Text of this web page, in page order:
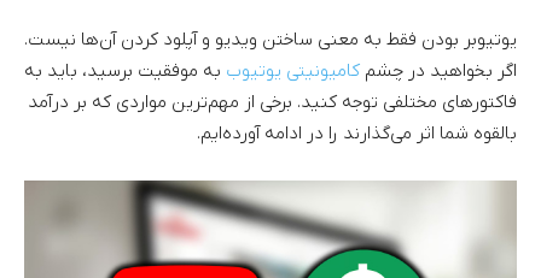
یوتیوبر بودن فقط به معنی ساختن ویدیو و آپلود کردن آن‌ها نیست.
اگر بخواهید در چشم کامیونیتی یوتیوب به موفقیت برسید، باید به
فاکتورهای مختلفی توجه کنید. برخی از مهم‌ترین مواردی که بر درآمد
بالقوه شما اثر می‌گذارند را در ادامه آورده‌ایم.